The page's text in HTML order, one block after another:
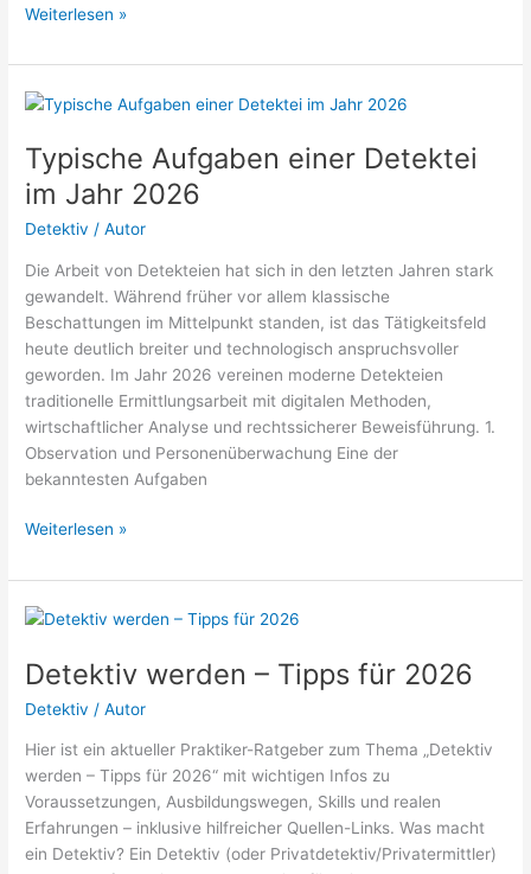
Detektiv
Ideen
2026
Weiterlesen »
Typische Aufgaben einer Detektei
im Jahr 2026
Detektiv /Autor
Die Arbeit von Detekteien hat sich in den letzten Jahren stark
gewandelt. Während früher vor allem klassische
Beschattungen im Mittelpunkt standen, ist das Tätigkeitsfeld
heute deutlich breiter und technologisch anspruchsvoller
geworden. Im Jahr 2026 vereinen moderne Detekteien
traditionelle Ermittlungsarbeit mit digitalen Methoden,
wirtschaftlicher Analyse und rechtssicherer Beweisführung. 1.
Observation und Personenüberwachung Eine der
bekanntesten Aufgaben
Typische
einer
Detektei
2026
Weiterlesen »
Detektiv werden – Tipps für 2026
Detektiv /Autor
Hier ist ein aktueller Praktiker-Ratgeber zum Thema „Detektiv
werden – Tipps für 2026“ mit wichtigen Infos zu
Voraussetzungen, Ausbildungswegen, Skills und realen
Erfahrungen – inklusive hilfreicher Quellen-Links. Was macht
ein Detektiv? Ein Detektiv (oder Privatdetektiv/Privatermittler)